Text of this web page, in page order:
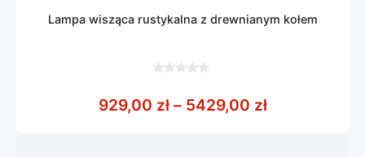
Lampa wisząca rustykalna z drewnianym kołem
5
929,00 zł – 5429,00 złZakres cen: